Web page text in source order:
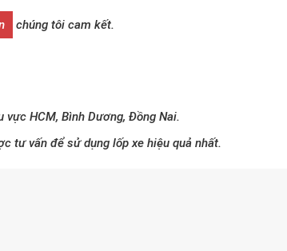
chúng tôi cam kết.
vực HCM, Bình Dương, Đồng Nai.
tư vấn để sử dụng lốp xe hiệu quả nhất.